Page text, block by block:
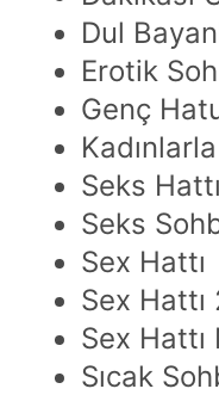
Dul
Erotik
Genç
Seks
Seks
Sex Hattı
Sex Hattı
Sex Hattı
Sıcak